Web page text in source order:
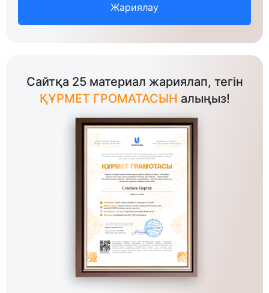
Жариялау
Сайтқа 25 материал жариялап, тегін
ҚҰРМЕТ ГРОМАТАСЫН алыңыз!